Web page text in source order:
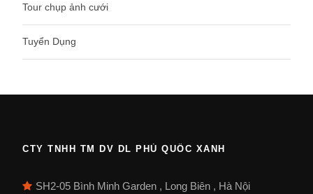
Tour chụp ảnh cưới
Tuyển Dụng
CTY TNHH TM DV DL PHÚ QUỐC XANH
SH2-05 Bình Minh Garden , Long Biên , Hà Nội